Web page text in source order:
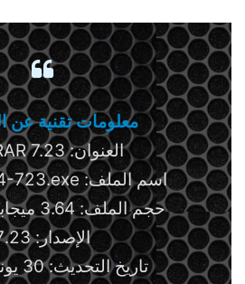
معلومات تقنية عن
العنوان: WinRAR 7.23
اسم الملف: winrar-x64-723.exe
حجم الملف: 3.64 ميجابايت 64 بت
الإصدار: 7.23
تاريخ التحديث: 30 يونيو 2026